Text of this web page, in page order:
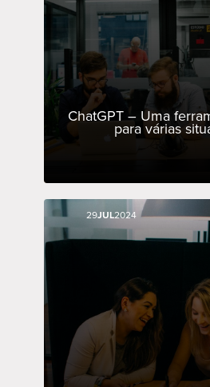
ChatGPT – Uma
para várias
29JUL2024
29JUL2024